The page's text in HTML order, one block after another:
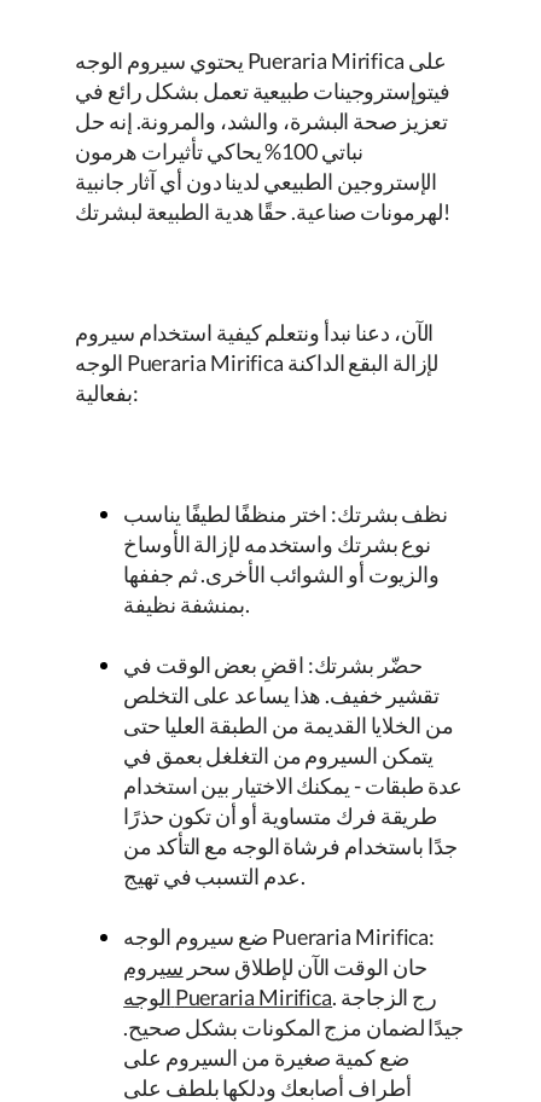
Pueraria Mirifica
فيتوإستروجينات طبيعية تعمل بشكل رائع في
تعزيز صحة البشرة، والشد، والمرونة. إنه حل
نباتي 100% يحاكي تأثيرات هرمون
الإستروجين الطبيعي لدينا دون أي آثار جانبية
لهرمونات صناعية. حقًا هدية الطبيعة لبشرتك!
الآن، دعنا نبدأ ونتعلم كيفية استخدام سيروم
Pueraria Mirifica
بفعالية:
نظف بشرتك: اختر منظفًا لطيفًا يناسب
نوع بشرتك واستخدمه لإزالة الأوساخ
والزيوت أو الشوائب الأخرى. ثم جففها
بمنشفة نظيفة.
حضّر بشرتك: اقضِ بعض الوقت في
تقشير خفيف. هذا يساعد على التخلص
من الخلايا القديمة من الطبقة العليا حتى
يتمكن السيروم من التغلغل بعمق في
عدة طبقات - يمكنك الاختيار بين استخدام
طريقة فرك متساوية أو أن تكون حذرًا
جدًا باستخدام فرشاة الوجه مع التأكد من
عدم التسبب في تهيج.
Pueraria Mirifica:
حان الوقت الآن لإطلاق سحر سيروم
Pueraria Mirifica. رج الزجاجة
جيدًا لضمان مزج المكونات بشكل صحيح.
ضع كمية صغيرة من السيروم على
أطراف أصابعك ودلكها بلطف على